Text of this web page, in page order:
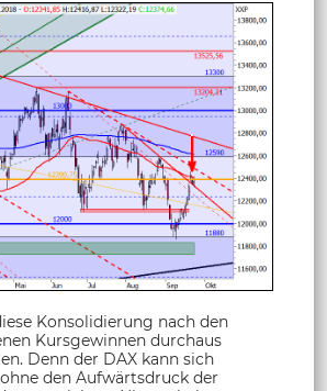
Konsolidierung nach den
Kursgewinnen durchaus
Denn der DAX kann sich
den Aufwärtsdruck der